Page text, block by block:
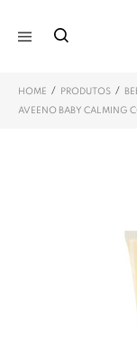
HOME / PRODUTOS /
AVEENO BABY CALMING